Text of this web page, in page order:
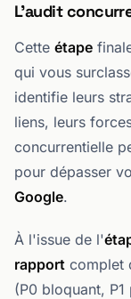
L'audit
Cette étape
qui vous
identifie leurs
liens, leurs
concurrentielle
pour dépasser
Google.
À l'issue de l'
rapport complet
(P0 bloquant,